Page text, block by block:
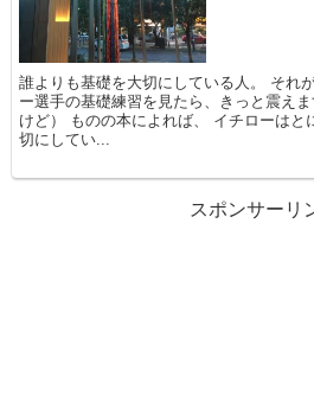
誰よりも基礎を大切にしている人。 それ
ー選手の基礎練習を見たら、きっと震え
けど） ものの本によれば、 イチローはと
切にしてい...
スポンサーリ